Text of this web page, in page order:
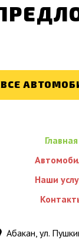
ВСЕ
Главная
Наши
Абакан, ул.